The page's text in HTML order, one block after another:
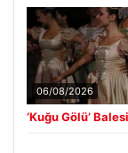
06/08/2026
‘Kuğu Gölü’